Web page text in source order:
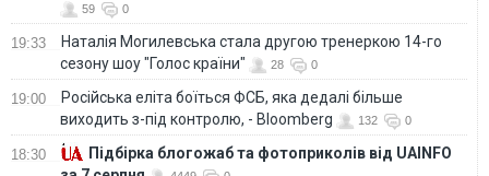
59 0
19:33
Наталія Могилевська стала другою тренеркою 14-го
сезону шоу "Голос країни"
28 0
19:00
Російська еліта боїться ФСБ, яка дедалі більше
виходить з-під контролю, - Bloomberg
132 0
18:30
Підбірка блогожаб та фотоприколів від UAINFO